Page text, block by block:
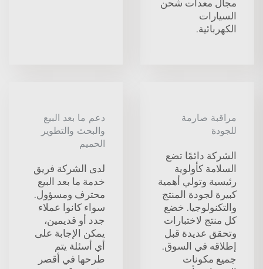
مجال معدات شحن
السيارات
الكهربائية.
مراقبة صارمة
للجودة
الشركة دائمًا تضع
السلامة كأولوية
رئيسية وتولي أهمية
كبيرة لجودة المنتج
والتكنولوجيا. خضع
كل منتج لاختبارات
وتحقق عديدة قبل
إطلاقه في السوق.
جميع مكونات
دعم ما بعد البيع
والبحث والتطوير
الحميم
لدى الشركة فريق
خدمة ما بعد البيع
محترف ومسؤول.
سواء كانوا عملاء
جدد أو قديمين،
يمكن الإجابة على
أي أسئلة يتم
طرحها في أقصر